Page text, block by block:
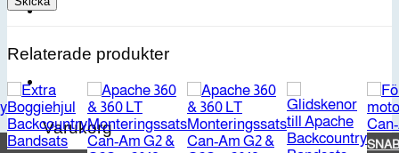
Varukorg
Relaterade produkter